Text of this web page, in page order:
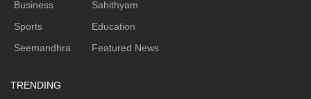
Business
Sports
Seemandhra
Sahithyam
Education
Featured News
TRENDING